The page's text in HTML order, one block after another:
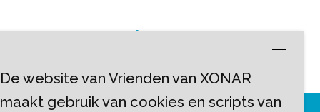
De website van Vrienden van XONAR
maakt gebruik van cookies en scripts van
<-- Terug naar Geef voor